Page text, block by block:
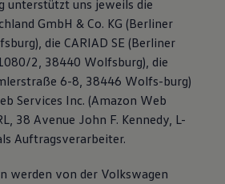
unterstützt uns jeweils die
GmbH & Co. KG (Berliner
die CARIAD SE (Berliner
2, 38440 Wolfsburg), die
6-8, 38446 Wolfs-burg)
Services Inc. (Amazon Web
38 Avenue John F. Kennedy, L-
Auftragsverarbeiter.
werden von der Volkswagen